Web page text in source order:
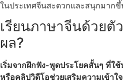
ในประเทศจีนสะดวกและสนุกมาก
เรียนภาษาจีนด้วยตั
ผล?
เริ่มจากฝึกฟัง-พูดประโยคสั้นๆ ที่ใ
หรือคลิปวิดีโอช่วยเสริมความเข้าใจ